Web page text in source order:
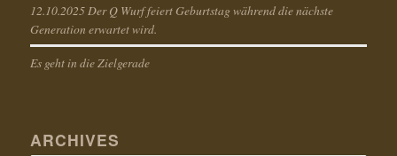
12.10.2025 Der Q Wurf feiert Geburtstag während die nächste
Generation erwartet wird.
Es geht in die Zielgerade
ARCHIVES